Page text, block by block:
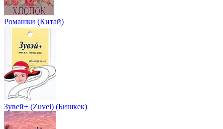
Ромашки (Китай)
Зувей+ (Zuvei) (Бишкек)